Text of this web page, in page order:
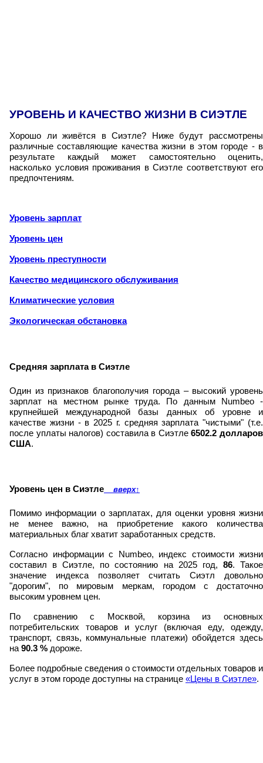
УРОВЕНЬ И КАЧЕСТВО ЖИЗНИ В СИЭТЛЕ
Хорошо ли живётся в Сиэтле? Ниже будут рассмотрены
различные составляющие качества жизни в этом городе - в
результате каждый может самостоятельно оценить,
насколько условия проживания в Сиэтле соответствуют его
предпочтениям.
Уровень зарплат
Уровень цен
Уровень преступности
Качество медицинского обслуживания
Климатические условия
Экологическая обстановка
Средняя зарплата в Сиэтле
Один из признаков благополучия города – высокий уровень
зарплат на местном рынке труда. По данным Numbeo -
крупнейшей международной базы данных об уровне и
качестве жизни - в 2025 г. средняя зарплата "чистыми" (т.е.
после уплаты налогов) составила в Сиэтле6502.2 долларов
США.
Уровень цен в Сиэтле вверх↑
Помимо информации о зарплатах, для оценки уровня жизни
не менее важно, на приобретение какого количества
материальных благ хватит заработанных средств.
Согласно информации с Numbeo, индекс стоимости жизни
составил в Сиэтле, по состоянию на 2025 год, 86. Такое
значение индекса позволяет считать Сиэтл довольно
"дорогим", по мировым меркам, городом с достаточно
высоким уровнем цен.
По сравнению с Москвой, корзина из основных
потребительских товаров и услуг (включая еду, одежду,
транспорт, связь, коммунальные платежи) обойдется здесь
на90.3 % дороже.
Более подробные сведения о стоимости отдельных товаров и
услуг в этом городе доступны на странице «Цены в Сиэтле».